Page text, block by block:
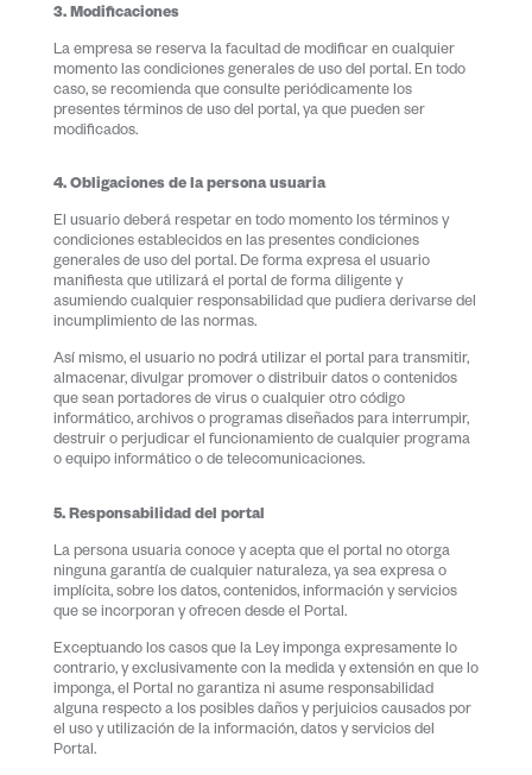
3. Modificaciones
La empresa se reserva la facultad de modificar en cualquier
momento las condiciones generales de uso del portal. En todo
caso, se recomienda que consulte periódicamente los
presentes términos de uso del portal, ya que pueden ser
modificados.
4. Obligaciones de la persona usuaria
El usuario deberá respetar en todo momento los términos y
condiciones establecidos en las presentes condiciones
generales de uso del portal. De forma expresa el usuario
manifiesta que utilizará el portal de forma diligente y
asumiendo cualquier responsabilidad que pudiera derivarse del
incumplimiento de las normas.
Así mismo, el usuario no podrá utilizar el portal para transmitir,
almacenar, divulgar promover o distribuir datos o contenidos
que sean portadores de virus o cualquier otro código
informático, archivos o programas diseñados para interrumpir,
destruir o perjudicar el funcionamiento de cualquier programa
o equipo informático o de telecomunicaciones.
5. Responsabilidad del portal
La persona usuaria conoce y acepta que el portal no otorga
ninguna garantía de cualquier naturaleza, ya sea expresa o
implícita, sobre los datos, contenidos, información y servicios
que se incorporan y ofrecen desde el Portal.
Exceptuando los casos que la Ley imponga expresamente lo
contrario, y exclusivamente con la medida y extensión en que lo
imponga, el Portal no garantiza ni asume responsabilidad
alguna respecto a los posibles daños y perjuicios causados por
el uso y utilización de la información, datos y servicios del
Portal.